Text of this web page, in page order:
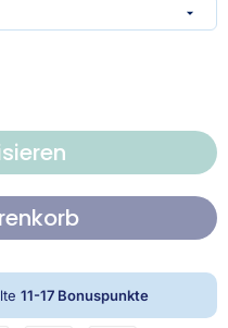
11-17 Bonuspunkte